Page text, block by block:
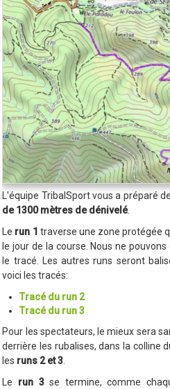
L'équipe TribalSport vous a préparé
de 1300 mètres de dénivelé.
Le run 1 traverse une zone protégée
le jour de la course. Nous ne
le tracé. Les autres runs seront
voici les tracés:
Tracé du run 2
Tracé du run 3
Pour les spectateurs, le mieux sera
derrière les rubalises, dans la colline
les runs 2 et 3
Le run 3se termine, comme